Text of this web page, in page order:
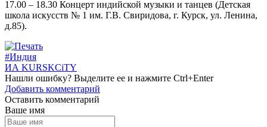
17.00 – 18.30 Концерт индийской музыки и танцев (Детская
школа искусств № 1 им. Г.В. Свиридова, г. Курск, ул. Ленина,
д.85).
#Индия
ИА KURSKCiTY
Нашли ошибку? Выделите ее и нажмите Ctrl+Enter
Добавить комментарий
Оставить комментарий
Ваше имя